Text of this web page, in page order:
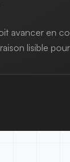
avancer en
lisible